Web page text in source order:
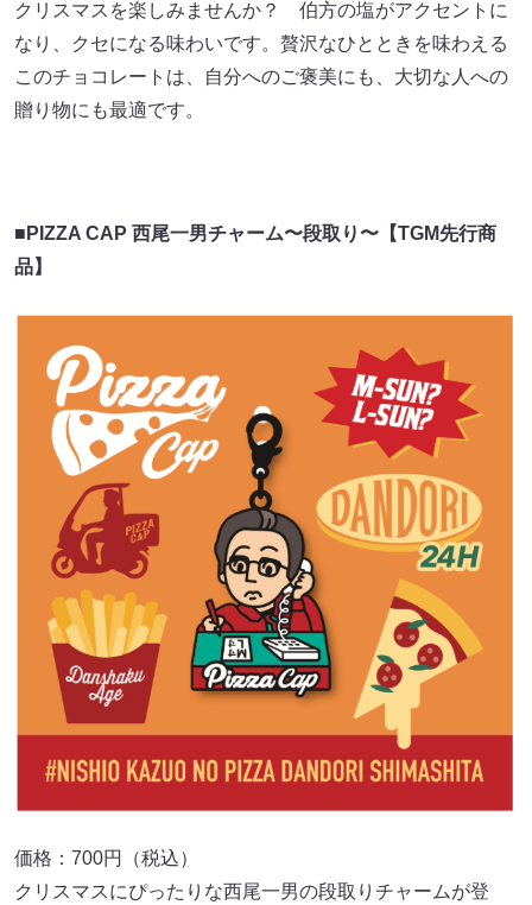
クリスマスを楽しみませんか？ 伯方の塩がアクセントに
なり、クセになる味わいです。贅沢なひとときを味わえる
このチョコレートは、自分へのご褒美にも、大切な人への
贈り物にも最適です。
■PIZZA CAP 西尾一男チャーム〜段取り〜【TGM先行商
品】
価格：700円（税込）
クリスマスにぴったりな西尾一男の段取りチャームが登